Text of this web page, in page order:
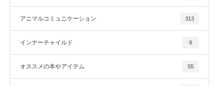
アニマルコミュニケーション 313
インナーチャイルド 6
オススメの本やアイテム 55